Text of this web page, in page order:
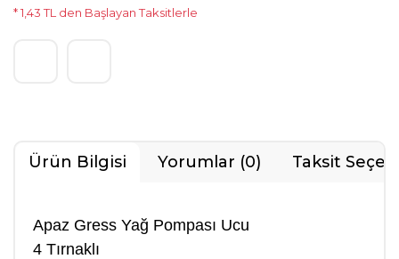
* 1,43 TL den Başlayan Taksitlerle
Ürün Bilgisi Yorumlar (0) Taksit
Apaz Gress Yağ Pompası Ucu
4 Tırnaklı